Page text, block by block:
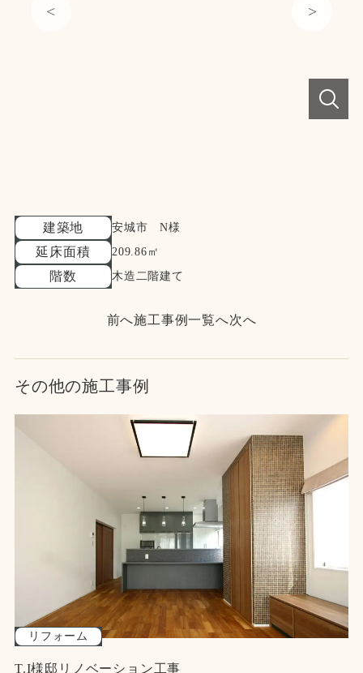
建築地 安城市 N様
延床面積 209.86㎡
階数 木造二階建て
前へ施工事例一覧へ次へ
その他の施工事例
リフォーム
T.I様邸リノベーション工事